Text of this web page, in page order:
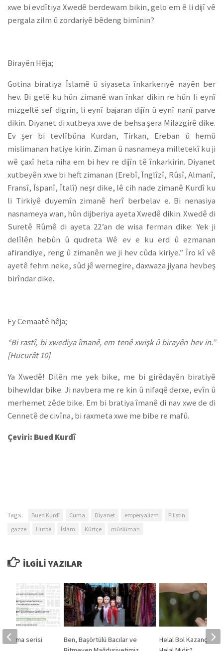
xwe bi evdîtiya Xwedê berdewam bikin, gelo em ê li dijî vê
pergala zilm û zordariyê bêdeng bimînin?
Birayên Hêja;
Gotina biratiya Îslamê û siyaseta înkarkeriyê nayên ber
hev. Bi gelê ku hûn zimanê wan înkar dikin re hûn li eynî
mizgeftê sef digrin, li eynî bajaran dijîn û eynî nanî parve
dikin. Diyanet di xutbeya xwe de behsa şera Milazgirê dike.
Ev şer bi tevlîbûna Kurdan, Tirkan, Ereban û hemû
mislimanan hatiye kirin. Ziman û nasnameya milletekî ku ji
wê çaxî heta niha em bi hev re dijîn tê înkarkirin. Diyanet
xutbeyên xwe bi heft zimanan (Erebî, Înglîzî, Rûsî, Almanî,
Fransî, Îspanî, Îtalî) neşr dike, lê cih nade zimanê Kurdî ku
li Tirkiyê duyemîn zimanê herî berbelav e. Bi nenasiya
nasnameya wan, hûn dijberiya ayeta Xwedê dikin. Xwedê di
Suretê Rûmê di ayeta 22’an de wisa ferman dike: Yek ji
delîlên hebûn û qudreta Wê ev e ku erd û ezmanan
afirandiye, reng û zimanên we ji hev cûda kiriye.” Îro kî vê
ayetê fehm neke, sûd jê wernegire, daxwaza jiyana hevbeş
birîndar dike.
Ey Cemaatê hêja;
“Bi rastî, bi xwediya îmanê, em tenê xwişk û birayên hev in.”
[Hucurât 10]
Ya Xwedê! Dilên me yek bike, me bi girêdayên biratiyê
bihewldar bike. Ji navbera me re kin û nifaqê derxe, evîn û
merhemet zêde bike. Em bi bratiya îmanê di nav xwe de di
Cennetê de civîna, bi raxmeta xwe me bibe re mafû.
Çeviri: Bued Kurdî
Tags: Bued Kurdî Cuma Diyanet emperyalizm
Filistin
gazze
Hutbe İslam Kürtçe müslüman
İLGILI YAZILAR
Ben, Başörtülü Bacılar ve
Helal Bol Kazanç
serisi